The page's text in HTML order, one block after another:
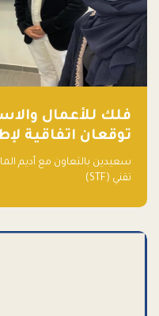
فلك للأعمال
توقعان اتفاقية
جريء تقني (STF) - مشغل من قبل فـلك
سعيدين بالتعاون مع أديم
تقني (STF)